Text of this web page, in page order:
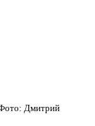
Дмитрий